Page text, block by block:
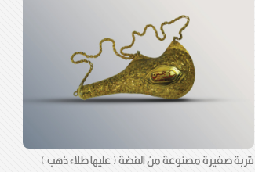
مغلق بقطعة معدنية نصف كروية
جانبي القربة سلسلة من الفضة .
قربة صغيرة مصنوعة من الفضة ( عليها طلاء ذهب )